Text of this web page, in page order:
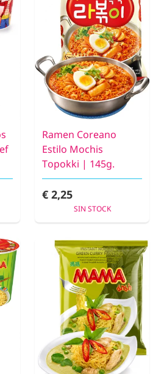
Ramen Coreano
Estilo Mochis
Topokki | 145g.
€ 2,25
SIN STOCK